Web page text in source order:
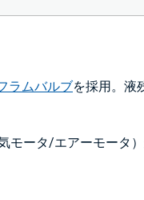
ラムバルブを採用。液
ータ/エアーモータ）